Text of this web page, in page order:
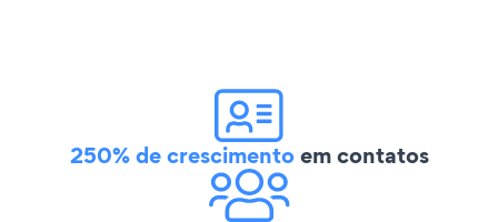
250% de crescimentoem contatos